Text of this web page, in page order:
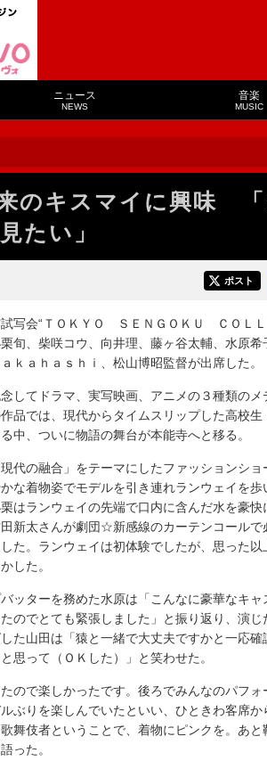
ニュース
NEWS
音楽
MUSIC
のキスマイに興味
たい」
ポスト
写会“ＴＯＫＹＯ ＳＥＮＧＯＫＵ ＣＯＬＬ
旬、柴咲コウ、向井理、藤ヶ谷太輔、水原希
ａｈａｓｈｉ、松山博昭監督が出席した。
してドラマ、実写映画、アニメの３種類のメ
品では、現代からタイムスリップした高校
中、ついに物語の舞台が本能寺へと移る。
代の融合」をテーマにしたファッションショ
な着物姿でモデルを引き連れランウェイを歩
はランウェイの先端で口内に含んだ水を豪
新太さんが劇団☆新感線のカーテンコールで
た。ランウェイは初体験でしたが、思った
した。
ッターを務めた水原は「こんなに豪華なキャ
のでとても緊張しました」と振り返り、演
た山田は「猿と一緒で大丈夫ですかと一応
って（ＯＫした）」と笑わせた。
ので楽しかったです。後ろでみんなのパフォ
ぶりを楽しんでいたといい、ひときわ客席か
舞伎者ということで、着物にピンクを。あと
った。